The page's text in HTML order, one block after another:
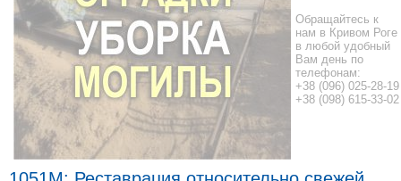
Обращайтесь к
нам в Кривом Роге
в любой удобный
Вам день по
телефонам:
+38 (096) 025-28-19
+38 (098) 615-33-02